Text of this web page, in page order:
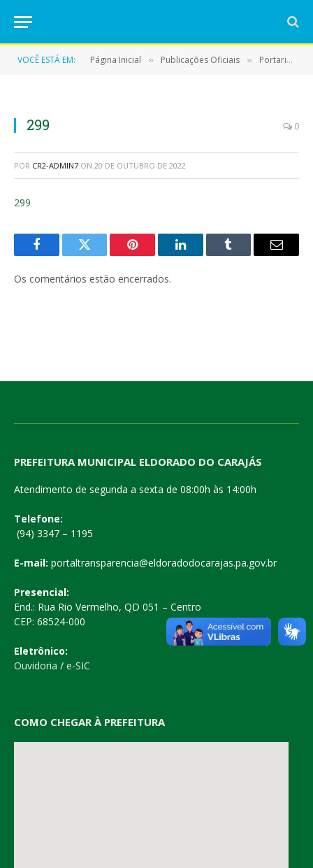
VOCÊ ESTÁ EM: Página Inicial » Publicações Oficiais » Portarias
299 0
POR CR2-ADMIN7 ON 20 DE OUTUBRO DE 2022
299
FacebookTwitter Pinterest LinkedInTumblr
E-
Os comentários estão encerrados.
PREFEITURA MUNICIPAL ELDORADO DO CARAJÁS
Atendimento de segunda a sexta de 08:00h às 14:00h
Telefone:
(94) 3347 – 1195
E-mail: portaltransparencia@eldoradodocarajas.pa.gov.br
Presencial:
End.: Rua Rio Vermelho, QD 051 – Centro
CEP: 68524-000
Eletrônico:
Ouvidoria / e-SIC
COMO CHEGAR À PREFEITURA